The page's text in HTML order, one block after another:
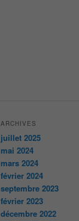
ARCHIVES
juillet 2025
mai 2024
mars 2024
février 2024
septembre 2023
février 2023
décembre 2022